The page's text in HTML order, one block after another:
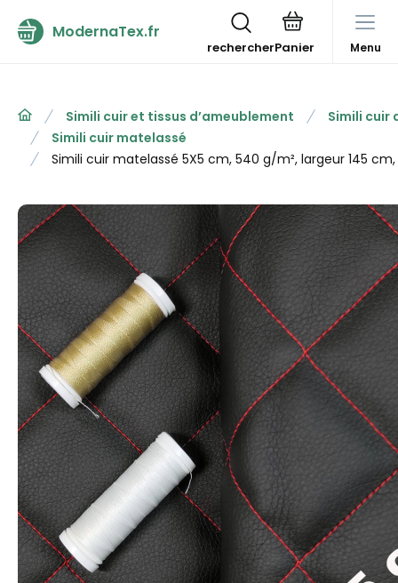
ModernaTex.fr
rechercher Menu
Simili cuir et tissus d’ameublement
Simili cuir
Simili cuir matelassé
Simili cuir matelassé 5X5 cm, 540 g/m², largeur 145